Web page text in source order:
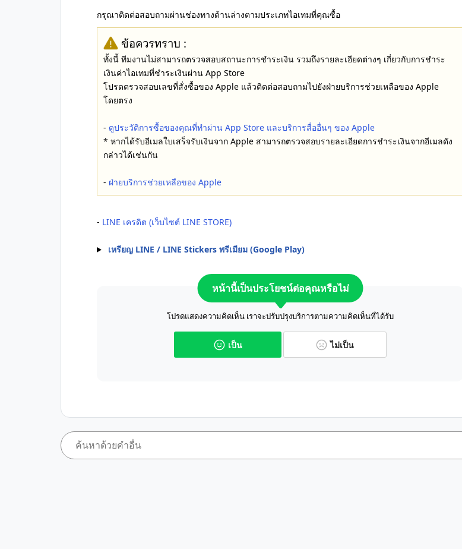
กรุณาติดต่อสอบถามผ่านช่องทางด้านล่างตามประเภทไอเทมที่คุณซื้อ
ข้อควรทราบ :
ทั้งนี้ ทีมงานไม่สามารถตรวจสอบสถานะการชำระเงิน รวมถึงรายละเอียดต่างๆ เกี่ยวกับการชำระ
เงินค่าไอเทมที่ชำระเงินผ่าน App Store
โปรดตรวจสอบเลขที่สั่งซื้อของ Apple แล้วติดต่อสอบถามไปยังฝ่ายบริการช่วยเหลือของ Apple
โดยตรง
- ดูประวัติการซื้อของคุณที่ทำผ่าน App Store และบริการสื่ออื่นๆ ของ Apple
* หากได้รับอีเมลใบเสร็จรับเงินจาก Apple สามารถตรวจสอบรายละเอียดการชำระเงินจากอีเมลดัง
กล่าวได้เช่นกัน
- ฝ่ายบริการช่วยเหลือของ Apple
- LINE เครดิต (เว็บไซต์ LINE STORE)
เหรียญ LINE / LINE Stickers พรีเมียม (Google Play)
หน้านี้เป็นประโยชน์ต่อคุณหรือไม่
โปรดแสดงความคิดเห็น เราจะปรับปรุงบริการตามความคิดเห็นที่ได้รับ
เป็น ไม่เป็น